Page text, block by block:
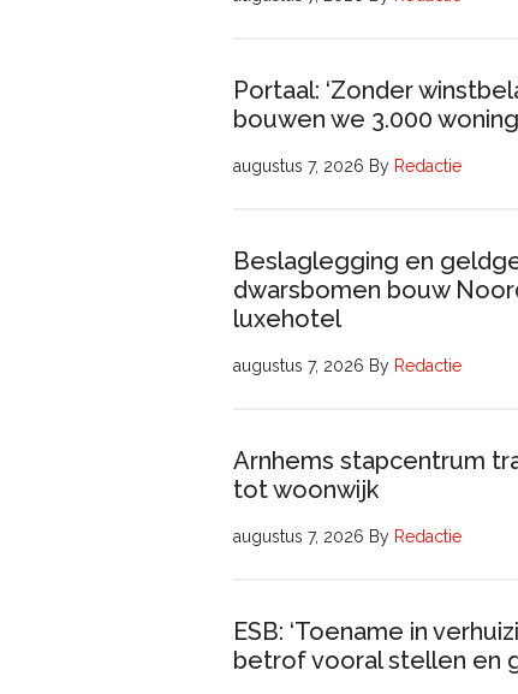
Portaal: ‘Zonder
bouwen we 3.000
augustus 7, 2026 By Redactie
Beslaglegging en
dwarsbomen bouw
luxehotel
augustus 7, 2026 By Redactie
Arnhems stapcentrum
tot woonwijk
augustus 7, 2026 By Redactie
ESB: ‘Toename in
betrof vooral stellen en